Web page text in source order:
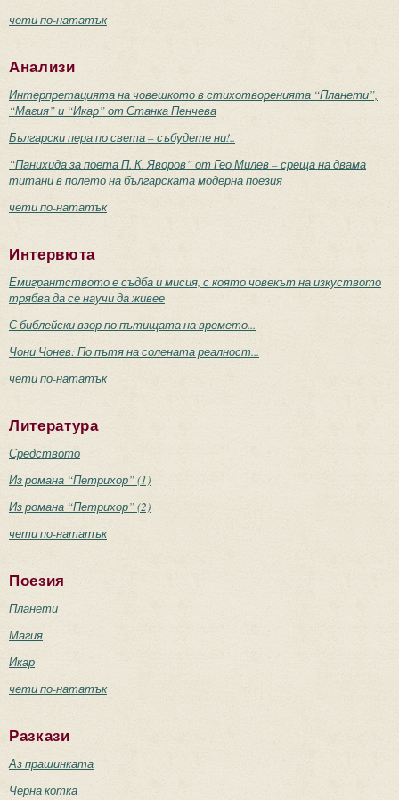
чети по-нататък
Анализи
Интерпретацията на човешкото в стихотворенията “Планети”,
“Магия” и “Икар” от Станка Пенчева
Български пера по света – събудете ни!..
“Панихида за поета П. К. Яворов” от Гео Милев – среща на двама
титани в полето на българската модерна поезия
чети по-нататък
Интервюта
Емигрантството е съдба и мисия, с която човекът на изкуството
трябва да се научи да живее
С библейски взор по пътищата на времето...
Чони Чонев: По пътя на солената реалност...
чети по-нататък
Литература
Средството
Из романа “Петрихор” (1)
Из романа “Петрихор” (2)
чети по-нататък
Поезия
Планети
Магия
Икар
чети по-нататък
Разкази
Аз прашинката
Черна котка